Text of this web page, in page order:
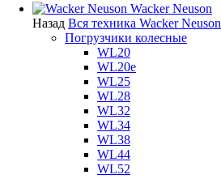
Wacker Neuson
Назад Вся техника Wacker Neuson
Погрузчики колесные
WL20
WL20e
WL25
WL28
WL32
WL34
WL38
WL44
WL52